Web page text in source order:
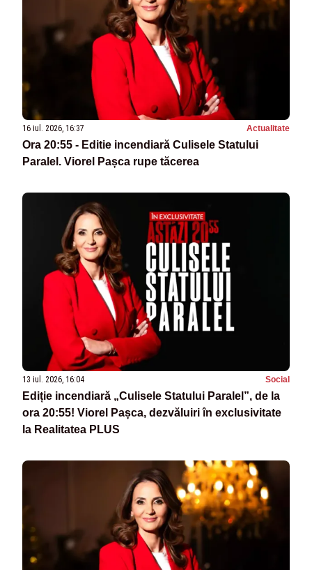
16 iul. 2026, 16:37 Actualitate
Ora 20:55 - Editie incendiară Culisele Statului
Paralel. Viorel Pașca rupe tăcerea
13 iul. 2026, 16:04 Social
Ediție incendiară „Culisele Statului Paralel”, de la
ora 20:55! Viorel Pașca, dezvăluiri în exclusivitate
la Realitatea PLUS